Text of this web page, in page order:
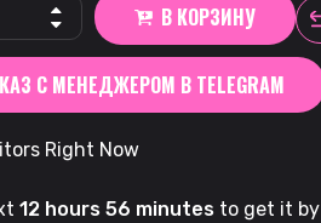
В КОРЗИНУ
С МЕНЕДЖЕРОМ В TELEGRAM
Right Now
12 hours 56 minutes to get it by